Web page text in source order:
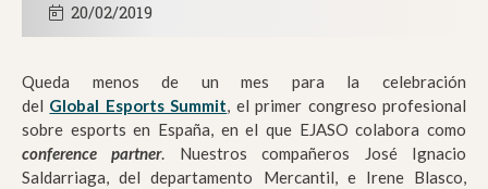
20/02/2019
Queda menos de un mes para la celebración
del Global Esports Summit, el primer congreso profesional
sobre esports en España, en el que EJASO colabora como
conference partner. Nuestros compañeros José Ignacio
Saldarriaga, del departamento Mercantil, e Irene Blasco,